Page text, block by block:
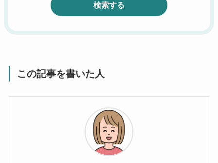
検索する
この記事を書いた人